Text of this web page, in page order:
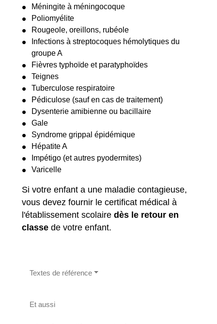
Méningite à méningocoque
Poliomyélite
Rougeole, oreillons, rubéole
Infections à streptocoques hémolytiques du
groupe A
Fièvres typhoïde et paratyphoïdes
Teignes
Tuberculose respiratoire
Pédiculose (sauf en cas de traitement)
Dysenterie amibienne ou bacillaire
Gale
Syndrome grippal épidémique
Hépatite A
Impétigo (et autres pyodermites)
Varicelle
Si votre enfant a une maladie contagieuse,
vous devez fournir le certificat médical à
l'établissement scolaire dès le retour en
classe de votre enfant.
Textes de référence
Et aussi